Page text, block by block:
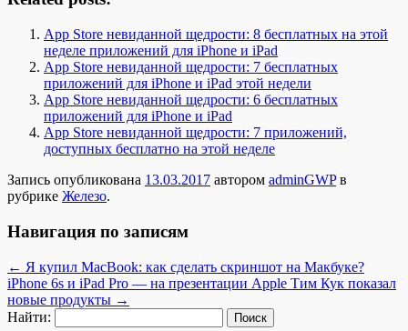
App Store невиданной щедрости: 8 бесплатных на этой
неделе приложений для iPhone и iPad
App Store невиданной щедрости: 7 бесплатных
приложений для iPhone и iPad этой недели
App Store невиданной щедрости: 6 бесплатных
приложений для iPhone и iPad
App Store невиданной щедрости: 7 приложений,
доступных бесплатно на этой неделе
Запись опубликована 13.03.2017 автором adminGWPв
рубрике Железо.
Навигация по записям
← Я купил MacBook: как сделать скриншот на Макбуке?
iPhone 6s и iPad Pro — на презентации Apple Тим Кук показал
новые продукты →
Найти: